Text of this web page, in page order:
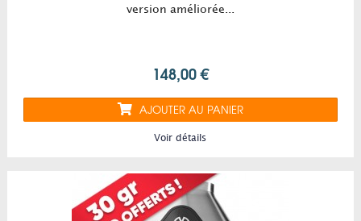
version améliorée...
148,00 €
AJOUTER AU PANIER
Voir détails